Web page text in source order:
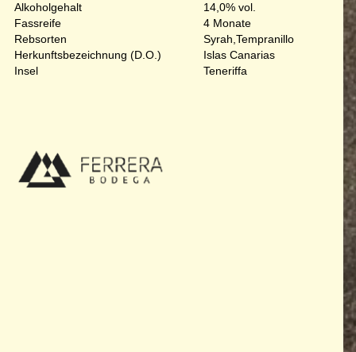
Alkoholgehalt
14,0% vol.
Fassreife
4 Monate
Rebsorten
Syrah,Tempranillo
Herkunftsbezeichnung (D.O.)
Islas Canarias
Insel
Teneriffa